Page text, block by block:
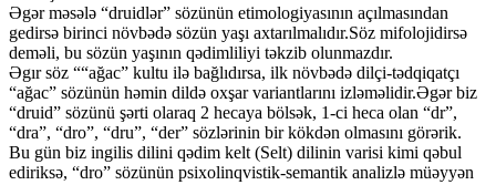
Əgər məsələ “druidlər” sözünün etimologiyasının açılmasından
gedirsə birinci növbədə sözün yaşı axtarılmalıdır.Söz mifolojidirsə
deməli, bu sözün yaşının qədimliliyi təkzib olunmazdır.
Əgır söz ““ağac” kultu ilə bağlıdırsa, ilk növbədə dilçi-tədqiqatçı
“ağac” sözünün həmin dildə oxşar variantlarını izləməlidir.Əgər biz
“druid” sözünü şərti olaraq 2 hecaya bölsək, 1-ci heca olan “dr”,
“dra”, “dro”, “dru”, “der” sözlərinin bir kökdən olmasını görərik.
Bu gün biz ingilis dilini qədim kelt (Selt) dilinin varisi kimi qəbul
ediriksə, “dro” sözünün psixolinqvistik-semantik analizlə müəyyən